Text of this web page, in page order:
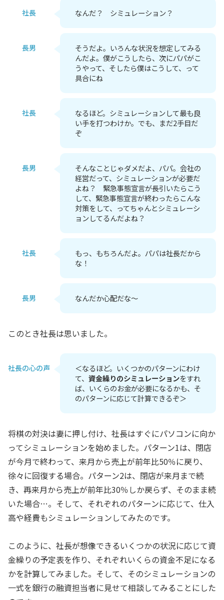
社長 なんだ？ シミュレーション？
長男
そうだよ。いろんな状況を想定してみる
んだよ。僕がこうしたら、次にパパがこ
うやって、そしたら僕はこうして、って
具合にね
社長
なるほど。シミュレーションして最も良
い手を打つわけか。でも、まだ2手目だ
ぞ
長男
そんなことじゃダメだよ、パパ。会社の
経営だって、シミュレーションが必要だ
よね？ 緊急事態宣言が長引いたらこう
して、緊急事態宣言が終わったらこんな
対策をして、ってちゃんとシミュレーシ
ョンしてるんだよね？
社長
もっ、もちろんだよ。パパは社長だから
な！
長男 なんだか心配だな～
このとき社長は思いました。
社長の心の声
＜なるほど。いくつかのパターンにわけ
て、 資金繰りのシミュレーションをすれ
ば、いくらのお金が必要になるかも、そ
のパターンに応じて計算できるぞ＞
将棋の対決は妻に押し付け、社長はすぐにパソコンに向か
ってシミュレーションを始めました。パターン1は、閉店
が今月で終わって、来月から売上が前年比50％に戻り、
徐々に回復する場合。パターン2は、閉店が来月まで続
き、再来月から売上が前年比30％しか戻らず、そのまま続
いた場合…。そして、それぞれのパターンに応じて、仕入
高や経費もシミュレーションしてみたのです。
このように、社長が想像できるいくつかの状況に応じて資
金繰りの予定表を作り、それぞれいくらの資金不足になる
かを計算してみました。そして、そのシミュレーションの
一式を銀行の融資担当者に見せて相談してみることにした